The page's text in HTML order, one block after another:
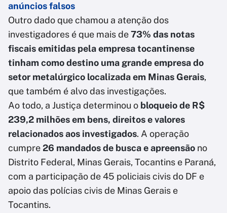
anúncios falsos
Outro dado que chamou a atenção dos
investigadores é que mais de73% das notas
fiscais emitidas pela empresa tocantinense
tinham como destino uma grande empresa do
setor metalúrgico localizada em Minas Gerais,
que também é alvo das investigações.
Ao todo, a Justiça determinou o bloqueio de R$
239,2 milhões em bens, direitos e valores
relacionados aos investigados. A operação
cumpre26 mandados de busca e apreensão no
Distrito Federal, Minas Gerais, Tocantins e Paraná,
com a participação de 45 policiais civis do DF e
apoio das polícias civis de Minas Gerais e
Tocantins.